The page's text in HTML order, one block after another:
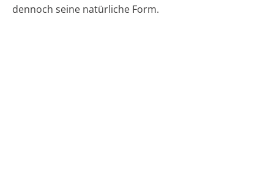
dennoch seine natürliche Form.